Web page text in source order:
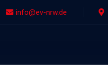
info@ev-nrw.de